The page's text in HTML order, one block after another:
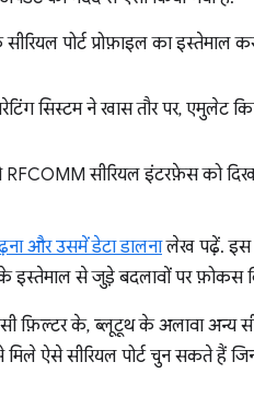
पोर्ट प्रोफ़ाइल का इस्तेमाल
सिस्टम ने खास तौर पर, एमुलेट किए
सीरियल इंटरफ़ेस को
और उसमें डेटा डालनालेख पढ़ें. इस
इस्तेमाल से जुड़े बदलावों पर फ़ोकस
फ़िल्टर के, ब्लूटूथ के अलावा अन्य
ऐसे सीरियल पोर्ट चुन सकते हैं